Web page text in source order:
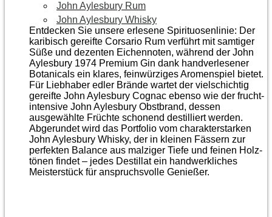
John Aylesbury Rum
John Aylesbury Whisky
Entdecken Sie unsere erlesene Spirituosenlinie: Der
karibisch gereifte Corsario Rum verführt mit samtiger
Süße und dezenten Eichen­noten, während der John
Aylesbury 1974 Premium Gin dank handverlesener
Botanicals ein klares, feinwürziges Aromenspiel bietet.
Für Liebhaber edler Brände wartet der vielschichtig
gereifte John Aylesbury Cognac ebenso wie der frucht­
intensive John Aylesbury Obstbrand, dessen
ausgewählte Früchte schonend destilliert werden.
Abgerundet wird das Portfolio vom charakterstarken
John Aylesbury Whisky, der in kleinen Fässern zur
perfekten Balance aus malziger Tiefe und feinen Holz­
tönen findet – jedes Destillat ein handwerkliches
Meister­stück für anspruchsvolle Genießer.